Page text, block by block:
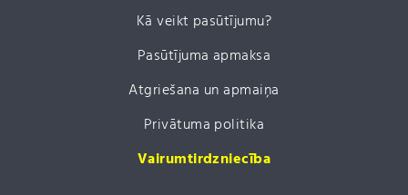
Kā veikt pasūtījumu?
Pasūtījuma apmaksa
Atgriešana un apmaiņa
Privātuma politika
Vairumtirdzniecība